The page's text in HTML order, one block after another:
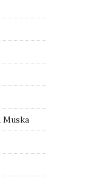
Muska